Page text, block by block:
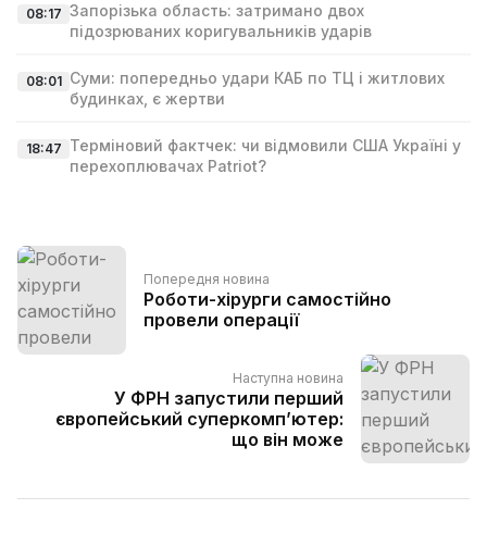
08:17 Запорізька область: затримано двох
підозрюваних коригувальників ударів
08:01 Суми: попередньо удари КАБ по ТЦ і житлових
будинках, є жертви
18:47 Терміновий фактчек: чи відмовили США Україні у
перехоплювачах Patriot?
Попередня новина
Роботи-хірурги самостійно
провели операції
Наступна новина
У ФРН запустили перший
європейський суперкомп’ютер:
що він може